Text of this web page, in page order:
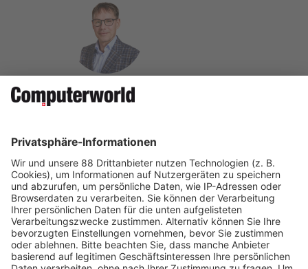
Dr. Pascal Sieber ist Transformation Consultant und
CNO Panel.
Auf Social Media teilen